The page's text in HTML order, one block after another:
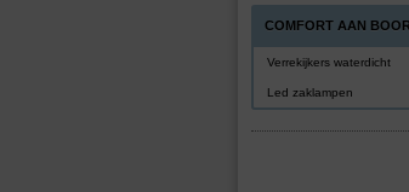
COMFORT AAN
Verrekijkers waterdicht
Led zaklampen